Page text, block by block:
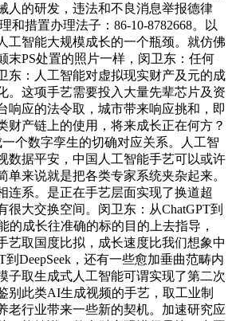
人的研发，违法和不良消息举报德律
和措置办理法子：86-10-8782668。以
工智能大规模成长的一个瓶颈。就仿佛
末PS处置的照片一样，闵卫东：任何
东：人工智能对虚拟现实财产及元的成
。这项手艺需要投入大量先辈芯片及资
响应的法令取，城市带来响应挑和，即
财产链上的使用，将来成长正在何方？
个数字孪生的切确对应关系。人工智
数据平安，中国人工智能手艺可以或许
单来说就是把各类专家系统夹杂起来。
连系。是正在手艺层面实现了换道超
很大交换空间。闵卫东：从ChatGPT到
的成长往准确的标的目的上去指导，
艺取国度比拟，成长速度比我们想象中
到DeepSeek，还有一些愈加垂曲范畴内
子取生成式人工智能可谓实现了第二次
别此类AI生成视频的手艺，取工业制
老行业带来一些新的契机。加速研究应